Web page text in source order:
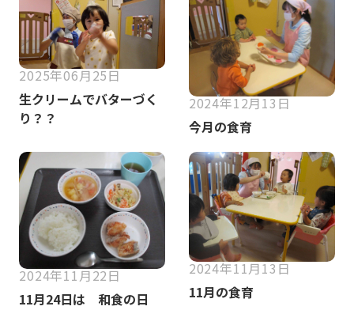
2025年06月25日
生クリームでバターづく
り？？
2024年12月13日
今月の食育
2024年11月22日
11月24日は 和食の日
2024年11月13日
11月の食育